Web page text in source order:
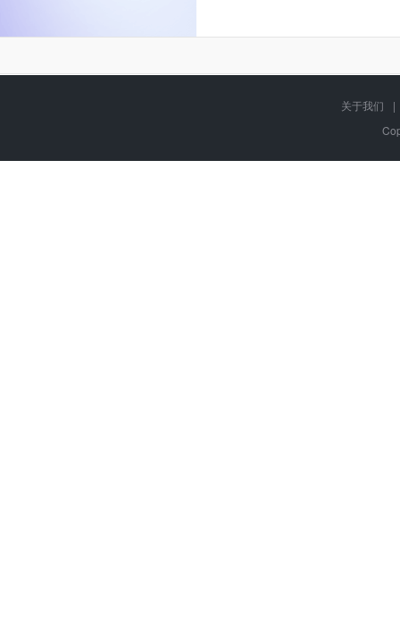
关于我们
|